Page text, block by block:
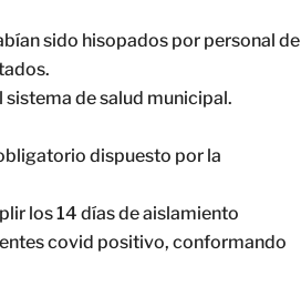
sido hisopados por personal de
de salud municipal.
dispuesto por la
los 14 días de aislamiento
covid positivo, conformando